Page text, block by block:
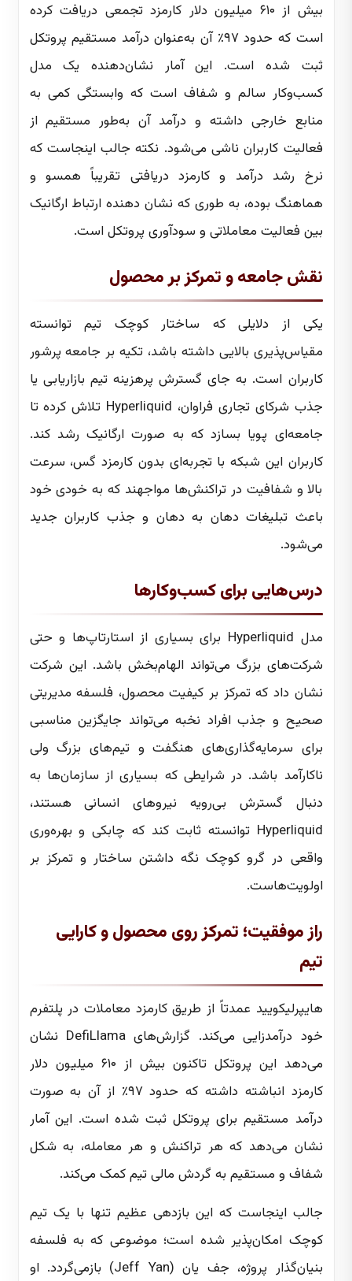
بیش از ۶۱۰ میلیون دلار کارمزد تجمعی دریافت کرده
است که حدود ۹۷٪ آن به‌عنوان درآمد مستقیم پروتکل
ثبت شده است. این آمار نشان‌دهنده یک مدل
کسب‌و‌کار سالم و شفاف است که وابستگی کمی به
منابع خارجی داشته و درآمد آن به‌طور مستقیم از
فعالیت کاربران ناشی می‌شود. نکته جالب اینجاست که
نرخ رشد درآمد و کارمزد دریافتی تقریباً همسو و
هماهنگ بوده، به طوری که نشان دهنده ارتباط ارگانیک
بین فعالیت معاملاتی و سودآوری پروتکل است.
نقش جامعه و تمرکز بر محصول
یکی از دلایلی که ساختار کوچک تیم توانسته
مقیاس‌پذیری بالایی داشته باشد، تکیه بر جامعه پرشور
کاربران است. به جای گسترش پرهزینه تیم بازاریابی یا
جذب شرکای تجاری فراوان، Hyperliquid تلاش کرده تا
جامعه‌ای پویا بسازد که به صورت ارگانیک رشد کند.
کاربران این شبکه با تجربه‌ای بدون کارمزد گس، سرعت
بالا و شفافیت در تراکنش‌ها مواجهند که به خودی خود
باعث تبلیغات دهان به دهان و جذب کاربران جدید
می‌شود.
درس‌هایی برای کسب‌وکارها
مدل Hyperliquid برای بسیاری از استارتاپ‌ها و حتی
شرکت‌های بزرگ می‌تواند الهام‌بخش باشد. این شرکت
نشان داد که تمرکز بر کیفیت محصول، فلسفه مدیریتی
صحیح و جذب افراد نخبه می‌تواند جایگزین مناسبی
برای سرمایه‌گذاری‌های هنگفت و تیم‌های بزرگ ولی
ناکارآمد باشد. در شرایطی که بسیاری از سازمان‌ها به
دنبال گسترش بی‌رویه نیروهای انسانی هستند،
Hyperliquid توانسته ثابت کند که چابکی و بهره‌وری
واقعی در گرو کوچک نگه داشتن ساختار و تمرکز بر
اولویت‌هاست.
راز موفقیت؛ تمرکز روی محصول و کارایی
تیم
هایپرلیکویید عمدتاً از طریق کارمزد معاملات در پلتفرم
خود درآمدزایی می‌کند. گزارش‌های DefiLlama نشان
می‌دهد این پروتکل تاکنون بیش از ۶۱۰ میلیون دلار
کارمزد انباشته داشته که حدود ۹۷٪ از آن به صورت
درآمد مستقیم برای پروتکل ثبت شده است. این آمار
نشان می‌دهد که هر تراکنش و هر معامله، به شکل
شفاف و مستقیم به گردش مالی تیم کمک می‌کند.
جالب اینجاست که این بازدهی عظیم تنها با یک تیم
کوچک امکان‌پذیر شده است؛ موضوعی که به فلسفه
بنیان‌گذار پروژه، جف یان (Jeff Yan) بازمی‌گردد. او